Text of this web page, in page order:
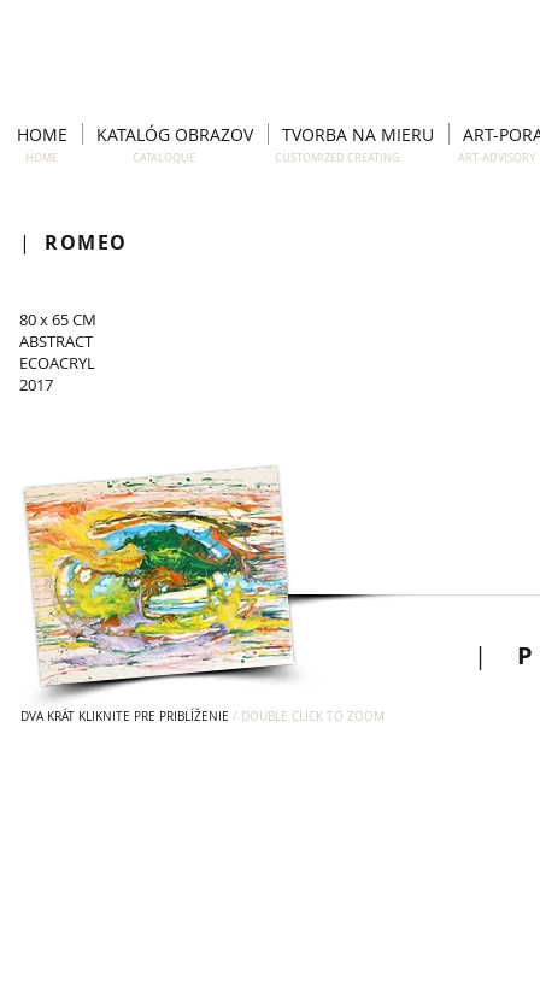
HOME KATALÓG OBRAZOV TVORBA NA MIERU ART-
| ROMEO
80 x 65 CM
ABSTRACT
ECOACRYL
2017
|
DVA KRÁT KLIKNITE PRE PRIBLÍŽENIE / DOUBLE CLICK TO ZOOM
HOME CATALOQUE CUSTOMIZED CREATING ART-